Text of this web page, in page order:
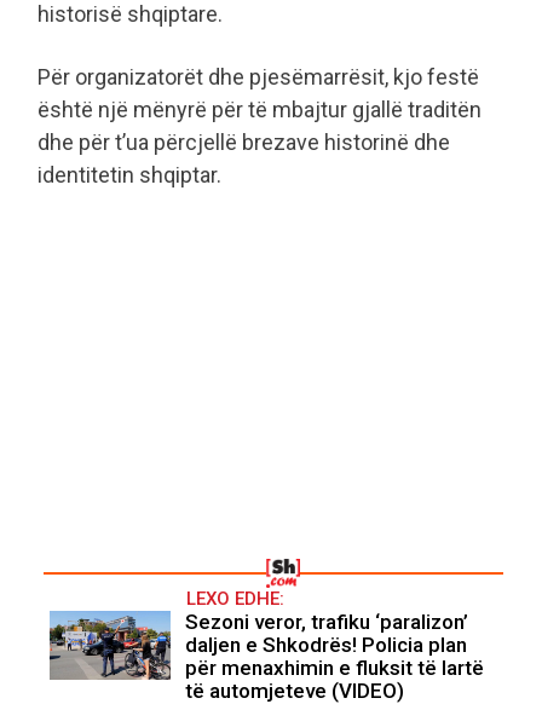
historisë shqiptare.
Për organizatorët dhe pjesëmarrësit, kjo festë
është një mënyrë për të mbajtur gjallë traditën
dhe për t’ua përcjellë brezave historinë dhe
identitetin shqiptar.
LEXO EDHE:
Sezoni veror, trafiku ‘paralizon’
daljen e Shkodrës! Policia plan
për menaxhimin e fluksit të lartë
të automjeteve (VIDEO)